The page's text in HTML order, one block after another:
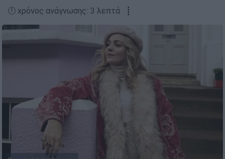
🕛 χρόνος ανάγνωσης: 3 λεπτά ┋